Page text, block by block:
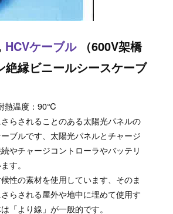
HCVケーブル（600V架橋
絶縁ビニールシースケーブ
熱温度：90℃
らされることのある太陽光パネルの
ブルです、太陽光パネルとチャージ
やチャージコントローラやバッテリ
す。
性の素材を使用しています、そのま
らされる屋外や地中に埋めて使用す
「より線」が一般的です。